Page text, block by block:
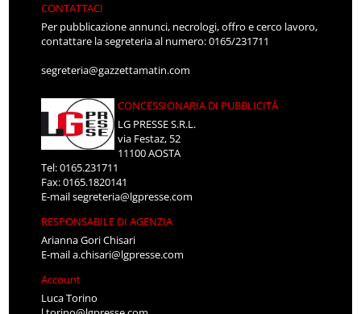
CONTATTACI
Per pubblicazione annunci, necrologi, offro e cerco lavoro,
contattare la segreteria al numero: 0165/231711
segreteria@gazzettamatin.com
CONCESSIONARIA DI PUBBLICITÀ
LG PRESSE S.R.L.
via Festaz, 52
11100 AOSTA
Tel: 0165.231711
Fax: 0165.1820141
E-mailsegreteria@lgpresse.com
RESPONSABILE DI AGENZIA
Arianna Gori Chisari
E-maila.chisari@lgpresse.com
Account
Luca Torino